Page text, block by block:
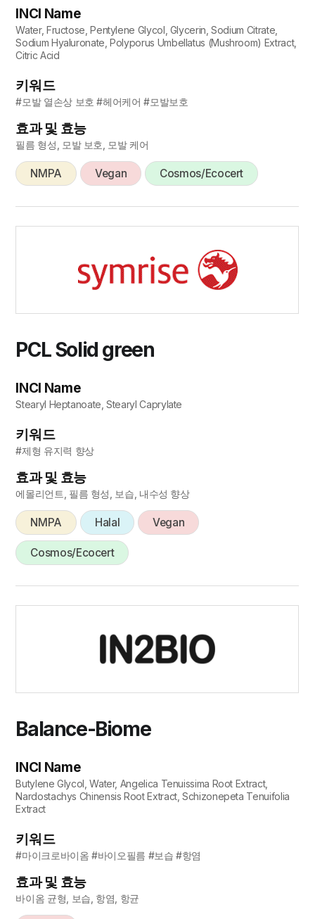
INCI Name
Water, Fructose, Pentylene Glycol, Glycerin, Sodium Citrate,
Sodium Hyaluronate, Polyporus Umbellatus (Mushroom) Extract,
Citric Acid
키워드
#모발 열손상 보호 #헤어케어 #모발보호
효과 및 효능
필름 형성, 모발 보호, 모발 케어
NMPA Vegan Cosmos/Ecocert
PCL Solid green
INCI Name
Stearyl Heptanoate, Stearyl Caprylate
키워드
#제형 유지력 향상
효과 및 효능
에몰리언트, 필름 형성, 보습, 내수성 향상
NMPA Halal Vegan
Cosmos/Ecocert
Balance-Biome
INCI Name
Butylene Glycol, Water, Angelica Tenuissima Root Extract,
Nardostachys Chinensis Root Extract, Schizonepeta Tenuifolia
Extract
키워드
#마이크로바이옴 #바이오필름 #보습 #항염
효과 및 효능
바이옴 균형, 보습, 항염, 항균